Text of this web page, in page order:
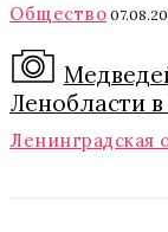
Общество
Ленобласти
Ленинградская